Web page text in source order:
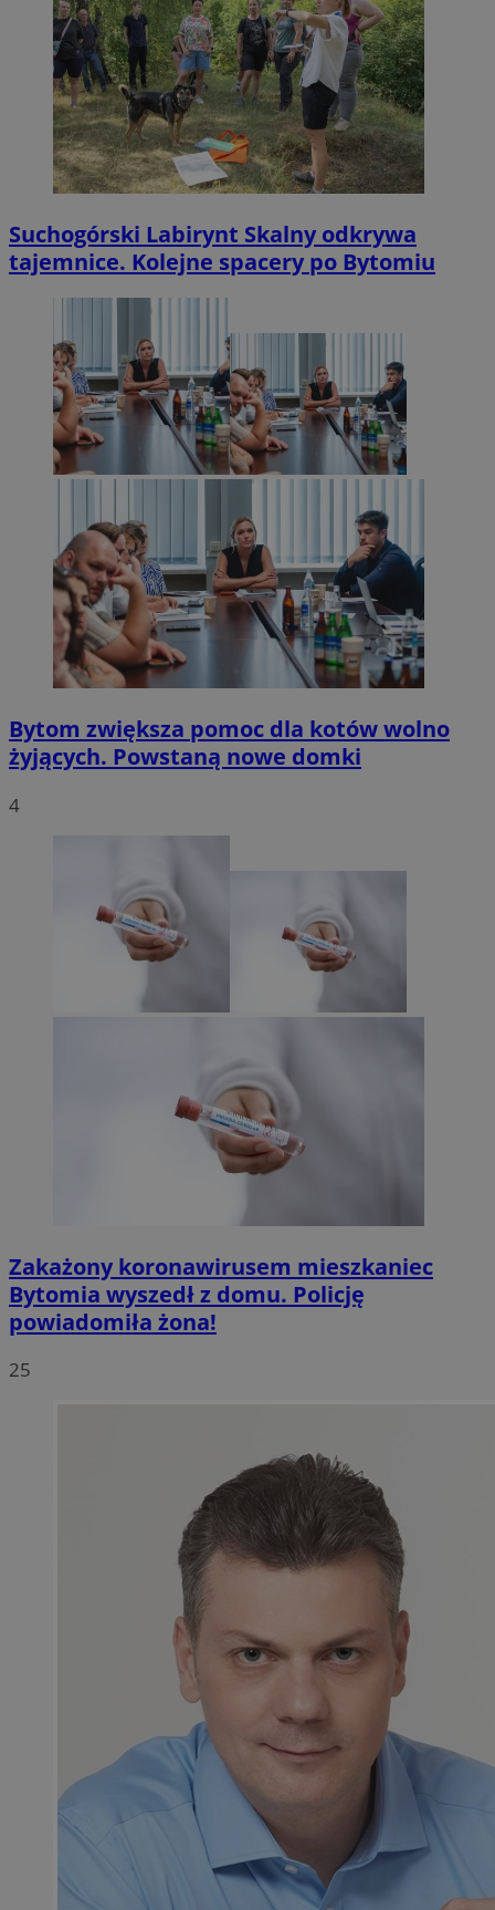
Suchogórski Labirynt Skalny odkrywa
tajemnice. Kolejne spacery po Bytomiu
Bytom zwiększa pomoc dla kotów wolno
żyjących. Powstaną nowe domki
4
Zakażony koronawirusem mieszkaniec
Bytomia wyszedł z domu. Policję
powiadomiła żona!
25